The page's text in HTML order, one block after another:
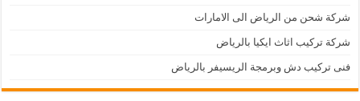
شركة شحن من الرياض الى الامارات
شركة تركيب اثاث ايكيا بالرياض
فنى تركيب دش وبرمجة الريسيفر بالرياض